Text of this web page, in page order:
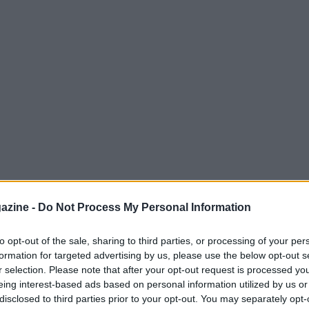
- Do Not Process My Personal Information
opt-out of the sale, sharing to third parties, or processing of your
for targeted advertising by us, please use the below opt-out
selection. Please note that after your opt-out request is processed
interest-based ads based on personal information utilized by us
to third parties prior to your opt-out. You may separately
contrasti evidenti: da una parte la protesta
continua a valorizzare il contributo di
realtà richiede una gestione attenta per non